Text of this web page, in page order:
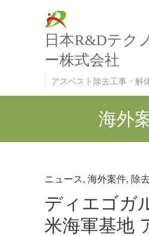
日本R&Dテク
ー株式会社
アスベスト除去工事・解
海外
ニュース, 海外案件, 除
ディエゴガ
米海軍基地